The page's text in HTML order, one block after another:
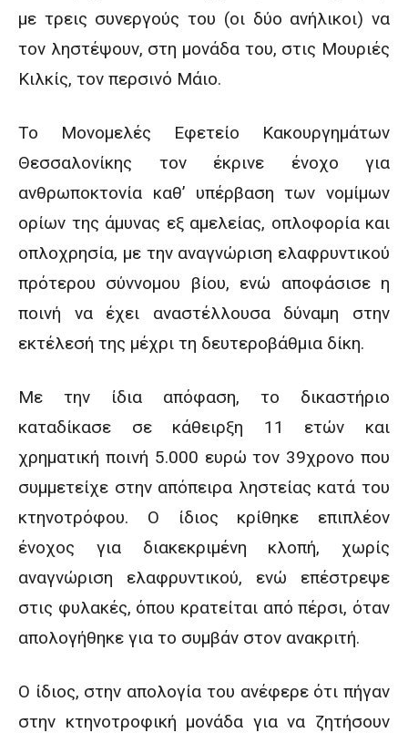
με τρεις συνεργούς του (οι δύο ανήλικοι) να
τον ληστέψουν, στη μονάδα του, στις Μουριές
Κιλκίς, τον περσινό Μάιο.
Το Μονομελές Εφετείο Κακουργημάτων
Θεσσαλονίκης τον έκρινε ένοχο για
ανθρωποκτονία καθ’ υπέρβαση των νομίμων
ορίων της άμυνας εξ αμελείας, οπλοφορία και
οπλοχρησία, με την αναγνώριση ελαφρυντικού
πρότερου σύννομου βίου, ενώ αποφάσισε η
ποινή να έχει αναστέλλουσα δύναμη στην
εκτέλεσή της μέχρι τη δευτεροβάθμια δίκη.
Με την ίδια απόφαση, το δικαστήριο
καταδίκασε σε κάθειρξη 11 ετών και
χρηματική ποινή 5.000 ευρώ τον 39χρονο που
συμμετείχε στην απόπειρα ληστείας κατά του
κτηνοτρόφου. Ο ίδιος κρίθηκε επιπλέον
ένοχος για διακεκριμένη κλοπή, χωρίς
αναγνώριση ελαφρυντικού, ενώ επέστρεψε
στις φυλακές, όπου κρατείται από πέρσι, όταν
απολογήθηκε για το συμβάν στον ανακριτή.
Ο ίδιος, στην απολογία του ανέφερε ότι πήγαν
στην κτηνοτροφική μονάδα για να ζητήσουν